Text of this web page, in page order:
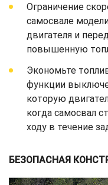
Ограничение
самосвале
двигателя и
повышенную
Экономьте
функции
которую
когда самосвал
ходу в течение
БЕЗОПАСНАЯ